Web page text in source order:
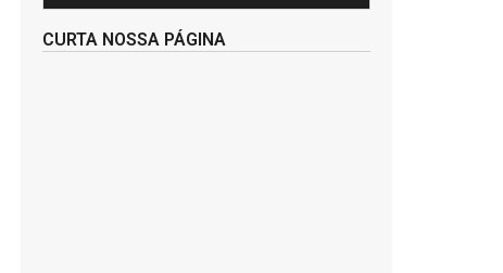
CURTA NOSSA PÁGINA